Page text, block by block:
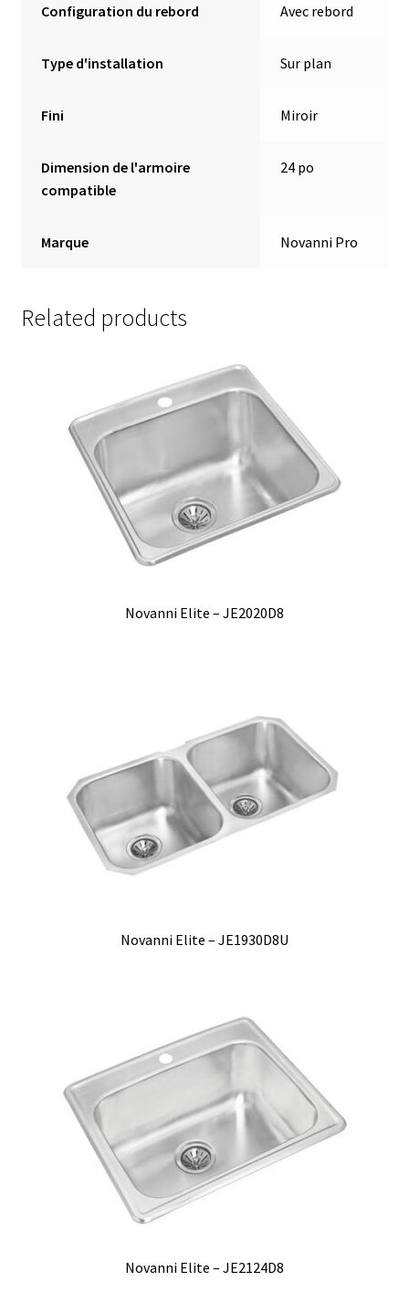
Configuration du rebord Avec rebord
Type d'installation Sur plan
Fini Miroir
Dimension de l'armoire
compatible
24 po
Marque Novanni Pro
Related products
Novanni Elite – JE2020D8
Novanni Elite – JE1930D8U
Novanni Elite – JE2124D8